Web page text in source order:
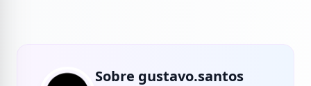
Sobre gustavo.santos